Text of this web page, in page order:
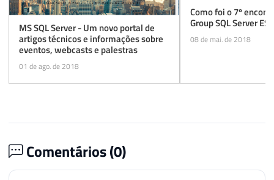
MS SQL Server - Um novo portal de
artigos técnicos e informações sobre
eventos, webcasts e palestras
01 de ago. de 2018
Como foi o 7º
Group SQL Server ES
08 de mai. de 2018
Comentários (0)